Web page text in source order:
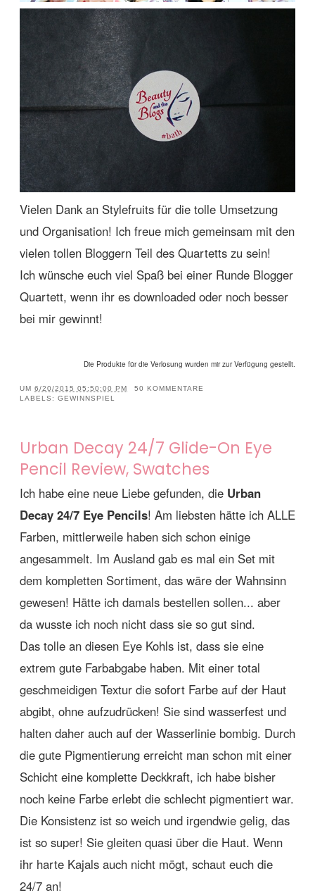
Vielen Dank an Stylefruits für die tolle Umsetzung
und Organisation! Ich freue mich gemeinsam mit den
vielen tollen Bloggern Teil des Quartetts zu sein!
Ich wünsche euch viel Spaß bei einer Runde Blogger
Quartett, wenn ihr es downloaded oder noch besser
bei mir gewinnt!
Die Produkte für die Verlosung wurden mir zur Verfügung gestellt.
UM 6/20/2015 05:50:00 PM
50 KOMMENTARE
LABELS: GEWINNSPIEL
Urban Decay 24/7 Glide-On Eye
Pencil Review, Swatches
Ich habe eine neue Liebe gefunden, die Urban
Decay 24/7 Eye Pencils! Am liebsten hätte ich ALLE
Farben, mittlerweile haben sich schon einige
angesammelt. Im Ausland gab es mal ein Set mit
dem kompletten Sortiment, das wäre der Wahnsinn
gewesen! Hätte ich damals bestellen sollen... aber
da wusste ich noch nicht dass sie so gut sind.
Das tolle an diesen Eye Kohls ist, dass sie eine
extrem gute Farbabgabe haben. Mit einer total
geschmeidigen Textur die sofort Farbe auf der Haut
abgibt, ohne aufzudrücken! Sie sind wasserfest und
halten daher auch auf der Wasserlinie bombig. Durch
die gute Pigmentierung erreicht man schon mit einer
Schicht eine komplette Deckkraft, ich habe bisher
noch keine Farbe erlebt die schlecht pigmentiert war.
Die Konsistenz ist so weich und irgendwie gelig, das
ist so super! Sie gleiten quasi über die Haut. Wenn
ihr harte Kajals auch nicht mögt, schaut euch die
24/7 an!